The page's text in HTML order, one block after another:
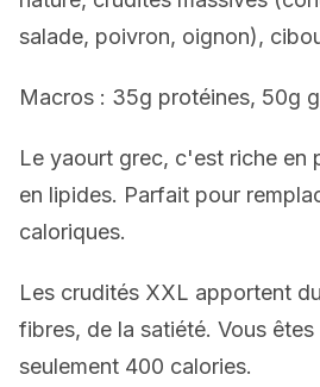
salade, poivron, oignon),
Macros : 35g protéines, 50g
Le yaourt grec, c'est riche en
en lipides. Parfait pour
caloriques.
Les crudités XXL apportent
fibres, de la satiété. Vous
seulement 400 calories.